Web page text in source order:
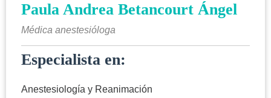
Paula Andrea Betancourt Ángel
Médica anestesióloga
Especialista en:
Anestesiología y Reanimación